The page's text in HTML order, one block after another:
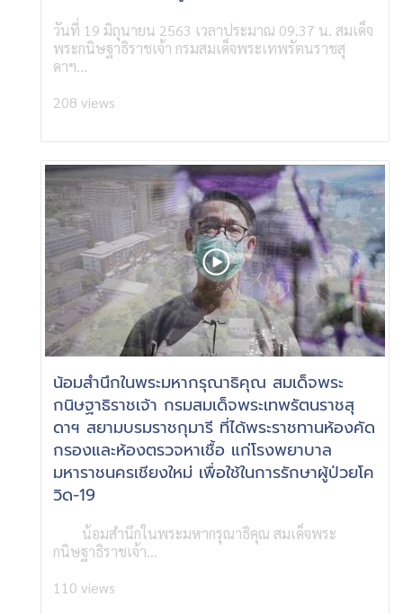
วันที่ 19 มิถุนายน 2563 เวลาประมาณ 09.37 น. สมเด็จ
พระกนิษฐาธิราชเจ้า กรมสมเด็จพระเทพรัตนราชสุ
ดาฯ...
208 views
น้อมสำนึกในพระมหากรุณาธิคุณ สมเด็จพระ
กนิษฐาธิราชเจ้า กรมสมเด็จพระเทพรัตนราชสุ
ดาฯ สยามบรมราชกุมารี ที่ได้พระราชทานห้องคัด
กรองและห้องตรวจหาเชื้อ แก่โรงพยาบาล
มหาราชนครเชียงใหม่ เพื่อใช้ในการรักษาผู้ป่วยโค
วิด-19
น้อมสำนึกในพระมหากรุณาธิคุณ สมเด็จพระ
กนิษฐาธิราชเจ้า...
110 views